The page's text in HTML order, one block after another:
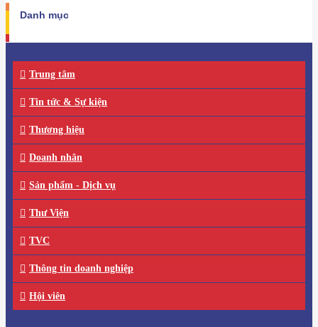
Danh mục
Trung tâm
Tin tức & Sự kiện
Thương hiệu
Doanh nhân
Sản phẩm - Dịch vụ
Thư Viện
TVC
Thông tin doanh nghiệp
Hội viên